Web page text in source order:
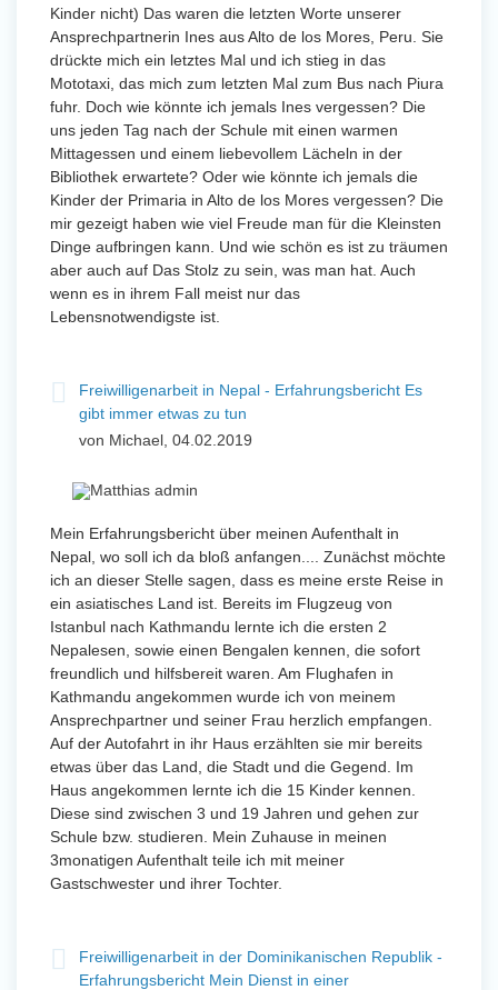
Kinder nicht) Das waren die letzten Worte unserer
Ansprechpartnerin Ines aus Alto de los Mores, Peru. Sie
drückte mich ein letztes Mal und ich stieg in das
Mototaxi, das mich zum letzten Mal zum Bus nach Piura
fuhr. Doch wie könnte ich jemals Ines vergessen? Die
uns jeden Tag nach der Schule mit einen warmen
Mittagessen und einem liebevollem Lächeln in der
Bibliothek erwartete? Oder wie könnte ich jemals die
Kinder der Primaria in Alto de los Mores vergessen? Die
mir gezeigt haben wie viel Freude man für die Kleinsten
Dinge aufbringen kann. Und wie schön es ist zu träumen
aber auch auf Das Stolz zu sein, was man hat. Auch
wenn es in ihrem Fall meist nur das
Lebensnotwendigste ist.
Freiwilligenarbeit in Nepal - Erfahrungsbericht Es
gibt immer etwas zu tun
von Michael, 04.02.2019
Mein Erfahrungsbericht über meinen Aufenthalt in
Nepal, wo soll ich da bloß anfangen.... Zunächst möchte
ich an dieser Stelle sagen, dass es meine erste Reise in
ein asiatisches Land ist. Bereits im Flugzeug von
Istanbul nach Kathmandu lernte ich die ersten 2
Nepalesen, sowie einen Bengalen kennen, die sofort
freundlich und hilfsbereit waren. Am Flughafen in
Kathmandu angekommen wurde ich von meinem
Ansprechpartner und seiner Frau herzlich empfangen.
Auf der Autofahrt in ihr Haus erzählten sie mir bereits
etwas über das Land, die Stadt und die Gegend. Im
Haus angekommen lernte ich die 15 Kinder kennen.
Diese sind zwischen 3 und 19 Jahren und gehen zur
Schule bzw. studieren. Mein Zuhause in meinen
3monatigen Aufenthalt teile ich mit meiner
Gastschwester und ihrer Tochter.
Freiwilligenarbeit in der Dominikanischen Republik -
Erfahrungsbericht Mein Dienst in einer